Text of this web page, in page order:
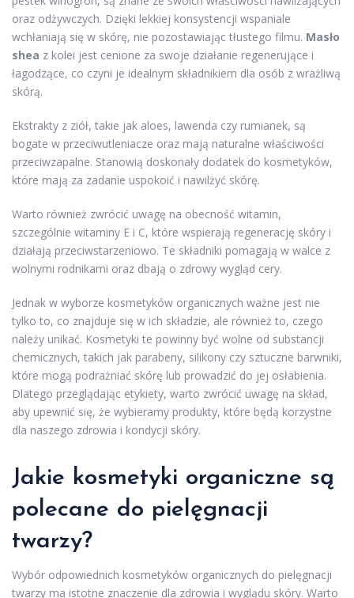
oraz odżywczych. Dzięki lekkiej konsystencji wspaniale
wchłaniają się w skórę, nie pozostawiając tłustego filmu. Masło
shea z kolei jest cenione za swoje działanie regenerujące i
łagodzące, co czyni je idealnym składnikiem dla osób z wrażliwą
skórą.
Ekstrakty z ziół, takie jak aloes, lawenda czy rumianek, są
bogate w przeciwutleniacze oraz mają naturalne właściwości
przeciwzapalne. Stanowią doskonały dodatek do kosmetyków,
które mają za zadanie uspokoić i nawilżyć skórę.
Warto również zwrócić uwagę na obecność witamin,
szczególnie witaminy E i C, które wspierają regenerację skóry i
działają przeciwstarzeniowo. Te składniki pomagają w walce z
wolnymi rodnikami oraz dbają o zdrowy wygląd cery.
Jednak w wyborze kosmetyków organicznych ważne jest nie
tylko to, co znajduje się w ich składzie, ale również to, czego
należy unikać. Kosmetyki te powinny być wolne od substancji
chemicznych, takich jak parabeny, silikony czy sztuczne barwniki,
które mogą podrażniać skórę lub prowadzić do jej osłabienia.
Dlatego przeglądając etykiety, warto zwrócić uwagę na skład,
aby upewnić się, że wybieramy produkty, które będą korzystne
dla naszego zdrowia i kondycji skóry.
Jakie kosmetyki organiczne są
polecane do pielęgnacji
twarzy?
Wybór odpowiednich kosmetyków organicznych do pielęgnacji
twarzy ma istotne znaczenie dla zdrowia i wyglądu skóry. Warto